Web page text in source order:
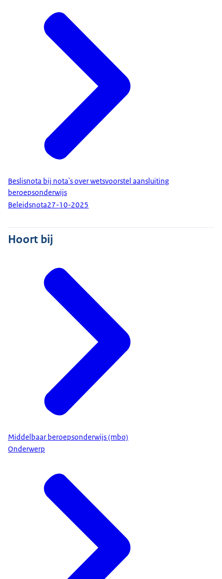
Beslisnota bij nota's over wetsvoorstel aansluiting
beroepsonderwijs
Beleidsnota27-10-2025
Hoort bij
Middelbaar beroepsonderwijs (mbo)
Onderwerp